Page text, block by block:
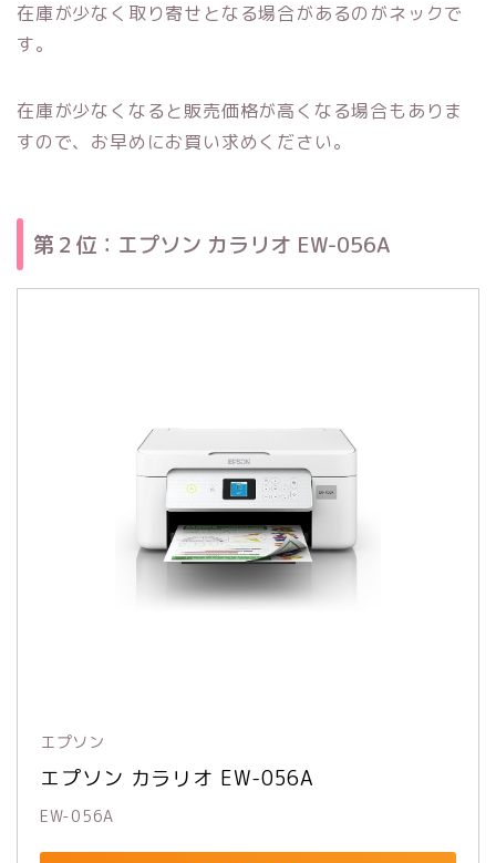
在庫が少なく取り寄せとなる場合があるのがネックで
す。
在庫が少なくなると販売価格が高くなる場合もありま
すので、お早めにお買い求めください。
第２位：エプソン カラリオ EW-056A
エプソン
エプソン カラリオ EW-056A
EW-056A